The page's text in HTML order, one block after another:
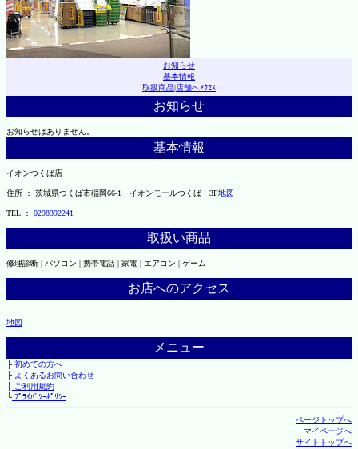
お知らせ
基本情報
取扱商品|店舗へｱｸｾｽ
お知らせ
お知らせはありません。
基本情報
イオンつくば店
住所 ： 茨城県つくば市稲岡66-1 イオンモールつくば 3F地図
TEL ： 0298392241
取扱い商品
修理診断 | パソコン | 携帯電話 | 家電 | エアコン | ゲーム
お店へのアクセス
地図
メニュー
├初めての方へ
├ よくあるお問い合わせ
├ご利用規約
└ﾌﾟﾗｲﾊﾞｼｰﾎﾟﾘｼｰ
ページトップへ
マイページへ
サイトトップへ